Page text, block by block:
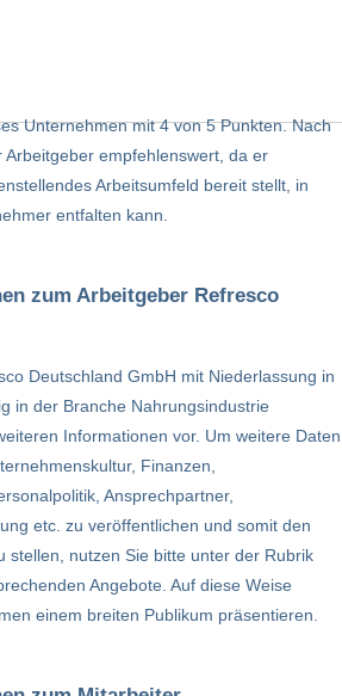
Unternehmen mit 4 von 5 Punkten. Nach
empfehlenswert, da er
Arbeitsumfeld bereit stellt, in
entfalten kann.
zum Arbeitgeber Refresco
Deutschland GmbH mit Niederlassung in
in der Branche Nahrungsindustrie
Informationen vor. Um weitere Daten
Finanzen,
Ansprechpartner,
etc. zu veröffentlichen und somit den
stellen, nutzen Sie bitte unter der Rubrik
Angebote. Auf diese Weise
einem breiten Publikum präsentieren.